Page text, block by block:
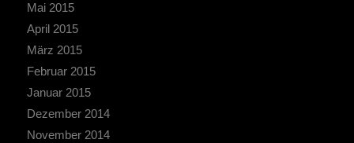
Mai 2015
April 2015
März 2015
Februar 2015
Januar 2015
Dezember 2014
November 2014